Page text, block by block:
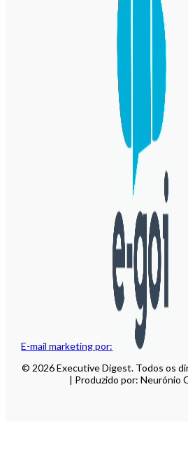
E-mail marketing por:
© 2026 Executive Digest. Todos os
| Produzido por: Neurónio